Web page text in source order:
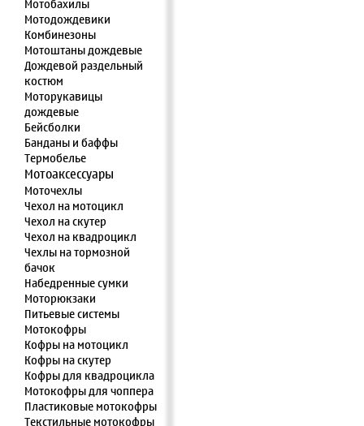
Мотобахилы
Мотодождевики
Комбинезоны
Мотоштаны дождевые
Дождевой раздельный
костюм
Моторукавицы
дождевые
Бейсболки
Банданы и баффы
Термобелье
Мотоаксессуары
Моточехлы
Чехол на мотоцикл
Чехол на скутер
Чехол на квадроцикл
Чехлы на тормозной
бачок
Набедренные сумки
Моторюкзаки
Питьевые системы
Мотокофры
Кофры на мотоцикл
Кофры на скутер
Кофры для квадроцикла
Мотокофры для чоппера
Пластиковые мотокофры